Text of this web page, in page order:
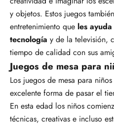
y objetos. Estos juegos
entretenimiento que les
tecnología y de la televisión,
tiempo de calidad con sus
Juegos de mesa para
Los juegos de mesa para
excelente forma de pasar el
En esta edad los niños
técnicas, creativas e incluso